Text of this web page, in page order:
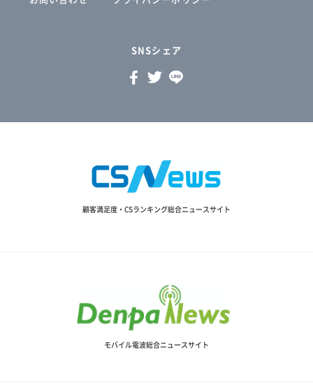
SNSシェア
顧客満足度・CSランキング総合ニュースサイト
モバイル電波総合ニュースサイト